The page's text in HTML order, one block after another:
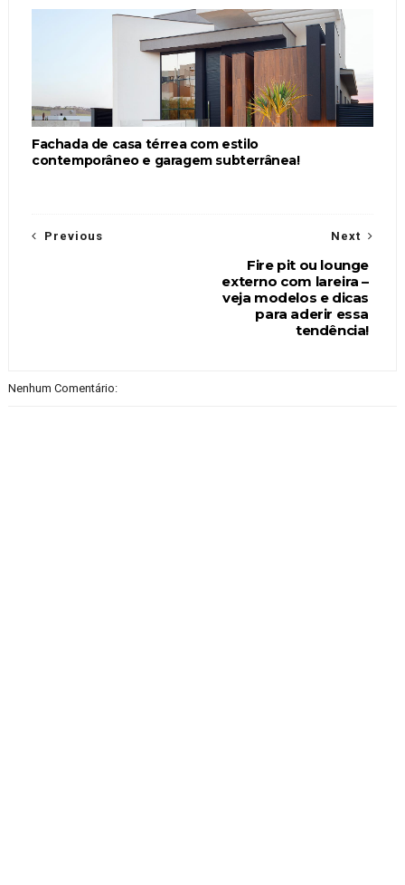
Fachada de casa térrea com estilo
contemporâneo e garagem subterrânea!
Next
Fire pit ou lounge
externo com lareira –
veja modelos e dicas
para aderir essa
tendência!
Previous
Nenhum Comentário: